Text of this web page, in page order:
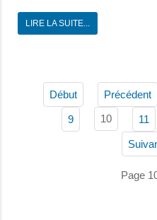
LIRE LA SUITE...
Début Précédent
9 10 11
Page